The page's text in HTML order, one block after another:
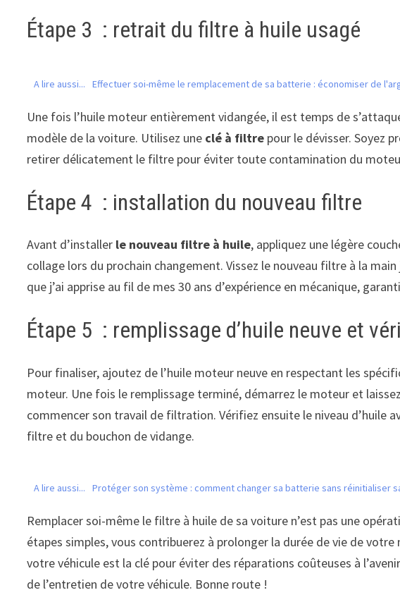
Étape 3 : retrait du filtre à huile usagé
A lire aussi... Effectuer soi-même le remplacement de sa batterie : économiser de
Une fois l’huile moteur entièrement vidangée, il est temps de
modèle de la voiture. Utilisez une clé à filtre pour le dévisser. Soyez
retirer délicatement le filtre pour éviter toute contamination du
Étape 4 : installation du nouveau filtre
Avant d’installer le nouveau filtre à huile, appliquez une légère
collage lors du prochain changement. Vissez le nouveau filtre à la
que j’ai apprise au fil de mes 30 ans d’expérience en mécanique,
Étape 5 : remplissage d’huile neuve et
Pour finaliser, ajoutez de l’huile moteur neuve en respectant les
moteur. Une fois le remplissage terminé, démarrez le moteur et
commencer son travail de filtration. Vérifiez ensuite le niveau d’huile
filtre et du bouchon de vidange.
A lire aussi... Protéger son système : comment changer sa batterie sans réinitialiser
Remplacer soi-même le filtre à huile de sa voiture n’est pas une
étapes simples, vous contribuerez à prolonger la durée de vie de
votre véhicule est la clé pour éviter des réparations coûteuses à
de l’entretien de votre véhicule. Bonne route !